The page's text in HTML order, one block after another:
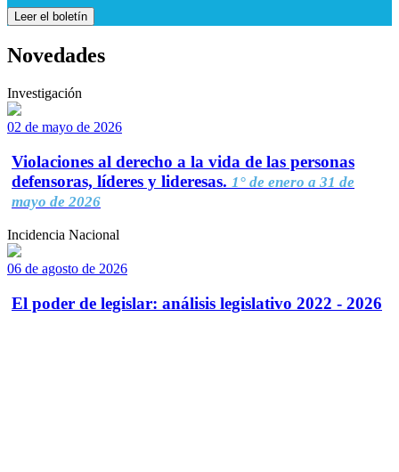
Leer el boletín
Novedades
Investigación
02 de mayo de 2026
Violaciones al derecho a la vida de las personas
defensoras, líderes y lideresas. 1° de enero a 31 de
mayo de 2026
Incidencia Nacional
06 de agosto de 2026
El poder de legislar: análisis legislativo 2022 - 2026